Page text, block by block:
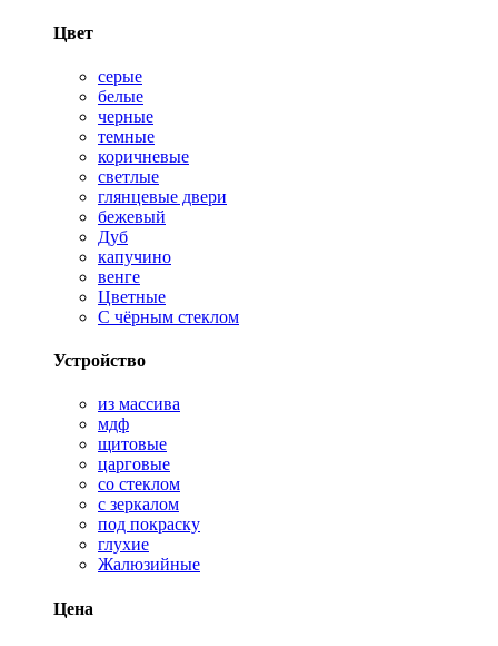
Цвет
серые
белые
черные
темные
коричневые
светлые
глянцевые двери
бежевый
Дуб
капучино
венге
Цветные
С чёрным стеклом
Устройство
из массива
мдф
щитовые
царговые
со стеклом
с зеркалом
под покраску
глухие
Жалюзийные
Цена